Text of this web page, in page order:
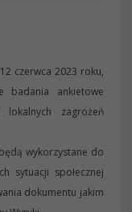
czerwca 2023 roku,
badania ankietowe
zagrożeń
wykorzystane do
sytuacji społecznej
dokumentu jakim